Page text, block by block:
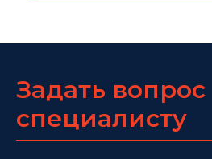
Задать вопрос
специалисту